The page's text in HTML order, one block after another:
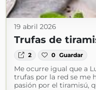
19 abril 2026
Trufas de
2 0 Guardar
Me ocurre igual que a
trufas por la red se me
pasión por el tiramisú,